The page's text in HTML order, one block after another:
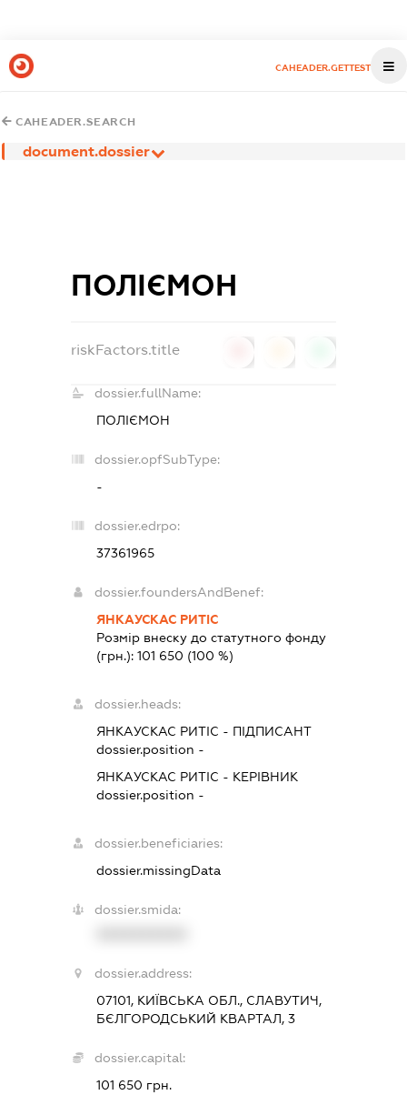
CAHEADER.GETTEST
CAHEADER.SEARCH
document.dossier
ПОЛІЄМОН
riskFactors.title
dossier.fullName:
ПОЛІЄМОН
dossier.opfSubType:
-
dossier.edrpo:
37361965
dossier.foundersAndBenef:
ЯНКАУСКАС РИТІС
Розмір внеску до статутного фонду
(грн.):101 650 (100 %)
dossier.heads:
ЯНКАУСКАС РИТІС - ПІДПИСАНТ
dossier.position -
ЯНКАУСКАС РИТІС - КЕРІВНИК
dossier.position -
dossier.beneficiaries:
dossier.missingData
dossier.smida:
dossier.address:
07101, КИЇВСЬКА ОБЛ., СЛАВУТИЧ,
БЄЛГОРОДСЬКИЙ КВАРТАЛ, 3
dossier.capital:
101 650 грн.